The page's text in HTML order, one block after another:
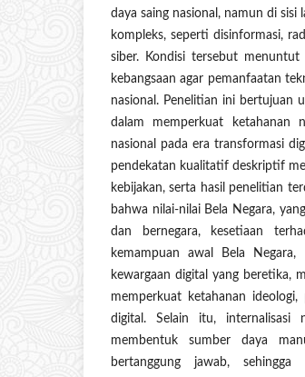
daya saing nasional, namun di
kompleks, seperti disinformasi,
siber. Kondisi tersebut
kebangsaan agar pemanfaatan
nasional. Penelitian ini bertujuan
dalam memperkuat ketahanan
nasional pada era transformasi
pendekatan kualitatif deskriptif
kebijakan, serta hasil penelitian
bahwa nilai-nilai Bela Negara,
dan bernegara, kesetiaan
kemampuan awal Bela
kewargaan digital yang beretika,
memperkuat ketahanan
digital. Selain itu, internalisasi
membentuk sumber daya
bertanggung jawab,